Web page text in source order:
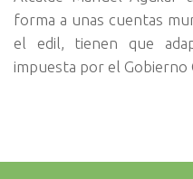
forma a unas cuentas
el edil, tienen que
impuesta por el Gobierno